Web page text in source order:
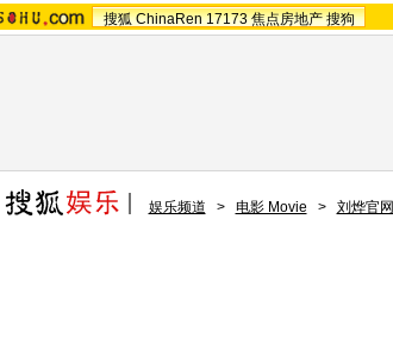
搜狐 ChinaRen 17173 焦点房地产 搜狗
娱乐频道 > 电影 Movie > 刘烨官网